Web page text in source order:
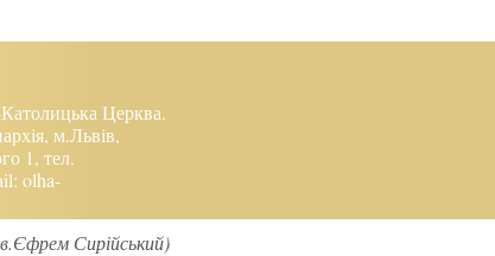
Церква.
м.Львів,
1, тел.
olha-
Сирійський)